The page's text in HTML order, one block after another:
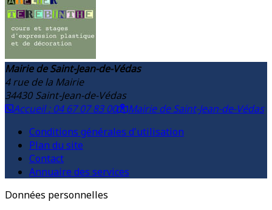
Mairie de Saint-Jean-de-Védas
4 rue de la Mairie
34430 Saint-Jean-de-Védas
Accueil : 04 67 07 83 00
Mairie de Saint-Jean-de-Védas
Conditions générales d'utilisation
Plan du site
Contact
Annuaire des services
Données personnelles